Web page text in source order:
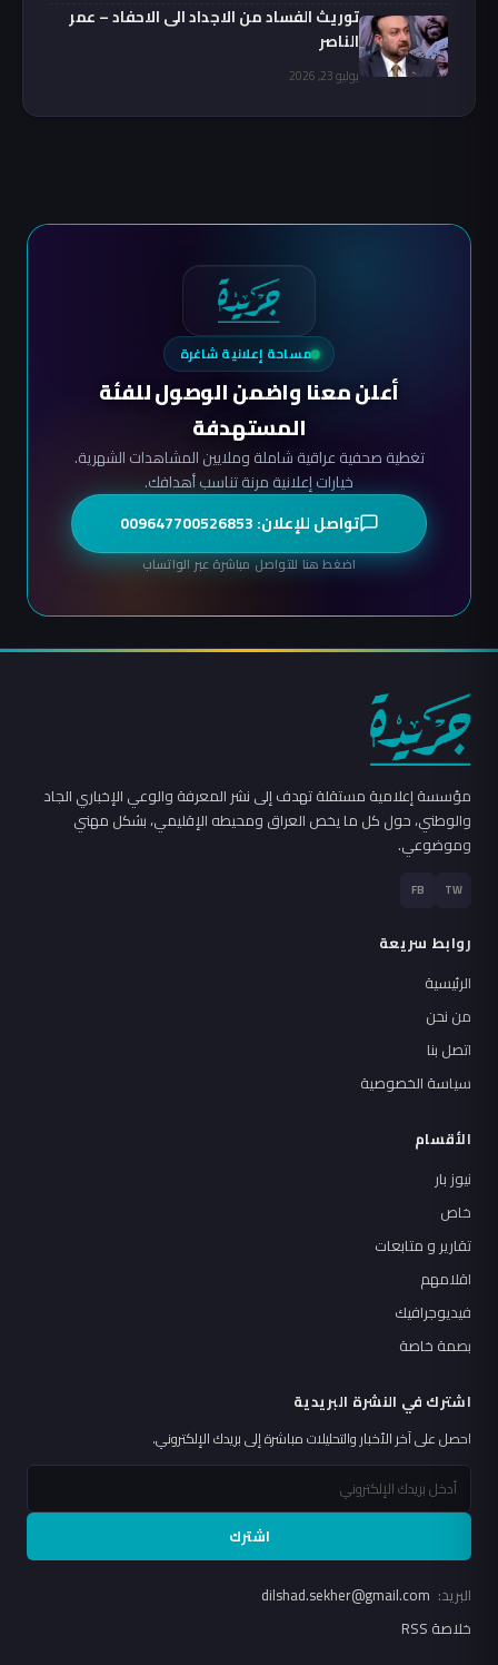
توريث الفساد من الاجداد الى الاحفاد – عمر
الناصر
يوليو 23, 2026
مساحة إعلانية شاغرة
أعلن معنا واضمن الوصول للفئة
المستهدفة
تغطية صحفية عراقية شاملة وملايين المشاهدات الشهرية.
خيارات إعلانية مرنة تناسب أهدافك.
تواصل للإعلان: 009647700526853
اضغط هنا للتواصل مباشرة عبر الواتساب
مؤسسة إعلامية مستقلة تهدف إلى نشر المعرفة والوعي الإخباري الجاد
والوطني، حول كل ما يخص العراق ومحيطه الإقليمي، بشكل مهني
وموضوعي.
TW
FB
روابط سريعة
الرئيسية
من نحن
اتصل بنا
سياسة الخصوصية
الأقسام
نيوز بار
خاص
تقارير و متابعات
اقلامهم
فيديوجرافيك
بصمة خاصة
اشترك في النشرة البريدية
احصل على آخر الأخبار والتحليلات مباشرة إلى بريدك الإلكتروني.
اشترك
البريد:
خلاصة RSS